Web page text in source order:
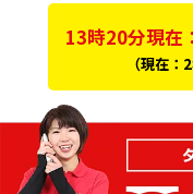
13時20分現在
（現在：